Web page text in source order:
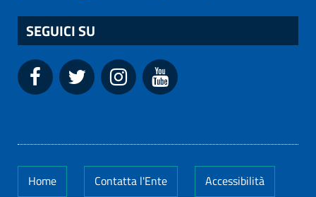
SEGUICI SU
Home Contatta l'Ente Accessibilità